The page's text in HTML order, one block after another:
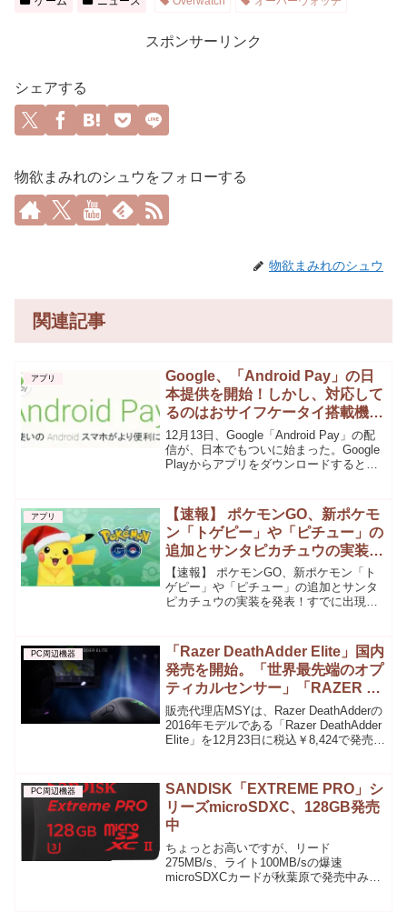
スポンサーリンク
シェアする
物欲まみれのシュウをフォローする
物欲まみれのシュウ
関連記事
アプリ
Google、「Android Pay」の日
本提供を開始！しかし、対応して
るのはおサイフケータイ搭載機種
のみ
12月13日、Google「Android Pay」の配
信が、日本でもついに始まった。Google
Playからアプリをダウンロードすると、
応機種は「Fel...
アプリ
【速報】 ポケモンGO、新ポケモ
ン「トゲピー」や「ピチュー」の
追加とサンタピカチュウの実装を
発表！すでに出現中！
【速報】 ポケモンGO、新ポケモン「ト
ゲピー」や「ピチュー」の追加とサンタ
ピカチュウの実装を発表！すでに出現
ップデートを予定していたポケモンGOで
すが、本日12月...
PC周辺機器
「Razer DeathAdder Elite」国内
発売を開始。「世界最先端のオプ
ティカルセンサー」「RAZER メ
カニカル マウススイッチ」採用
の最先端モデル
販売代理店MSYは、Razer DeathAdderの
2016年モデルである「Razer DeathAdder
Elite」を12月23日に税込￥8,424で発売し
PC周辺機器
SANDISK「EXTREME PRO」シ
リーズmicroSDXC、128GB発売
中
ちょっとお高いですが、リード
275MB/s、ライト100MB/sの爆速
microSDXCカードが秋葉原で発売中みた